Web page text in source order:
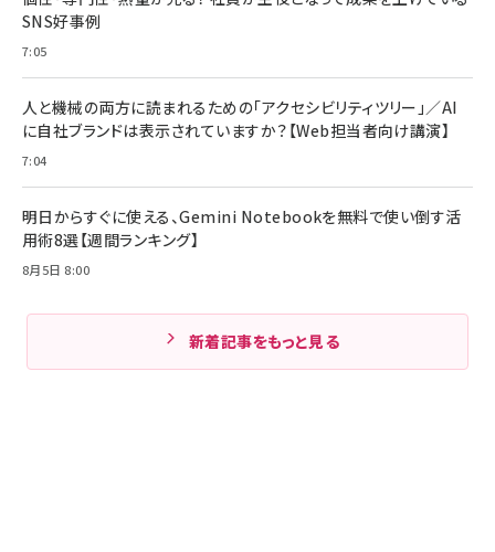
SNS好事例
7:05
人と機械の両方に読まれるための「アクセシビリティツリー」／AI
に自社ブランドは表示されていますか？【Web担当者向け講演】
7:04
明日からすぐに使える、Gemini Notebookを無料で使い倒す活
用術8選【週間ランキング】
8月5日 8:00
新着記事をもっと見る